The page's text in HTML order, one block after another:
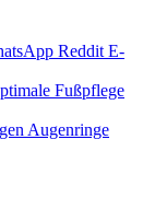
Reddit E-
Fußpflege
Augenringe